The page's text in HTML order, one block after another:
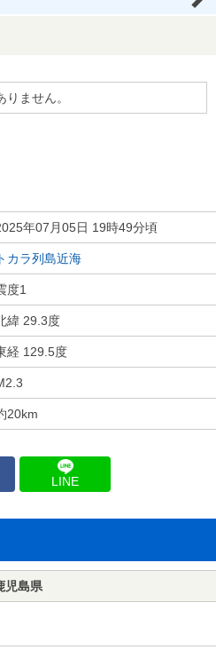
ません。
年07月05日 19時49分頃
トカラ列島近海
度1
緯 29.3度
経 129.5度
20km
LINE
児島県